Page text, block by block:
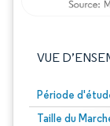
VUE
Période
Taille du